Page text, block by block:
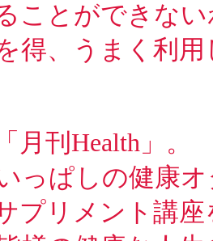
ことができな
得、うまく利
月刊Health」。
っぱしの健康
プリメント講